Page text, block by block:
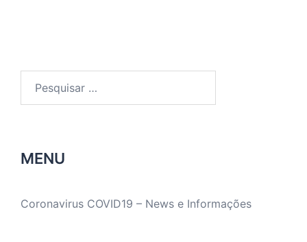
por:
MENU
Coronavirus COVID19 – News e Informações